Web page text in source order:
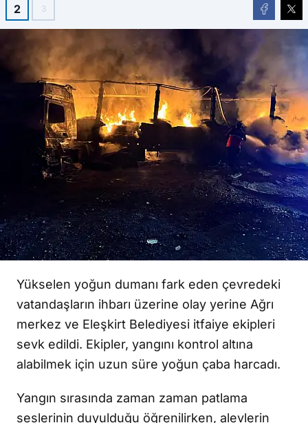
2 3
Yükselen yoğun dumanı fark eden çevredeki
vatandaşların ihbarı üzerine olay yerine Ağrı
merkez ve Eleşkirt Belediyesi itfaiye ekipleri
sevk edildi. Ekipler, yangını kontrol altına
alabilmek için uzun süre yoğun çaba harcadı.
Yangın sırasında zaman zaman patlama
seslerinin duyulduğu öğrenilirken, alevlerin